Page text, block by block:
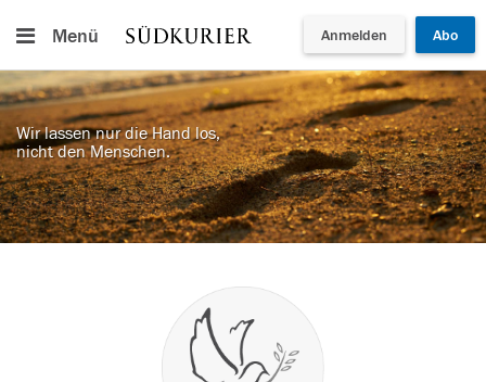
Menü Anmelden Abo
Wir lassen nur die Hand los,
nicht den Menschen.